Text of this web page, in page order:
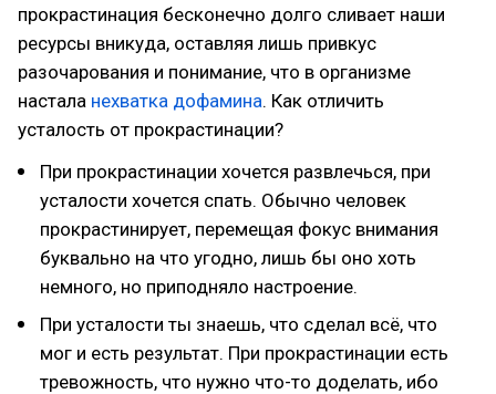
прокрастинация бесконечно долго сливает наши
ресурсы вникуда, оставляя лишь привкус
разочарования и понимание, что в организме
настала нехватка дофамина. Как отличить
усталость от прокрастинации?
При прокрастинации хочется развлечься, при
усталости хочется спать. Обычно человек
прокрастинирует, перемещая фокус внимания
буквально на что угодно, лишь бы оно хоть
немного, но приподняло настроение.
При усталости ты знаешь, что сделал всё, что
мог и есть результат. При прокрастинации есть
тревожность, что нужно что-то доделать, ибо